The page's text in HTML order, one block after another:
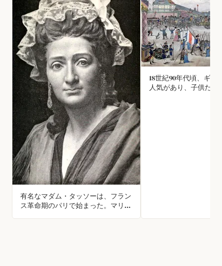
有名なマダム・タッソーは、フラン
ス革命期のパリで始まった。マリ
18世紀90年代頃、ギロ
人気があり、子供たち